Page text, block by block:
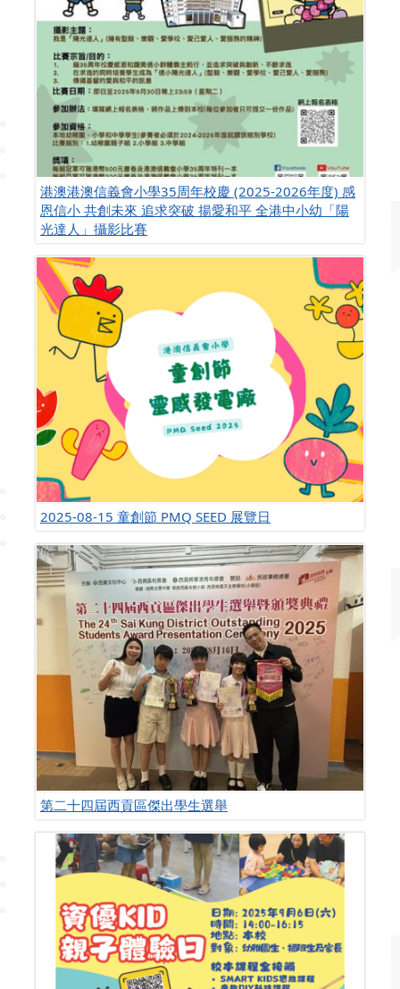
港澳港澳信義會小學35周年校慶 (2025-2026年度) 感
恩信小 共創未來 追求突破 揚愛和平 全港中小幼「陽
光達人」攝影比賽
2025-08-15 童創節 PMQ SEED 展覽日
第二十四屆西貢區傑出學生選舉